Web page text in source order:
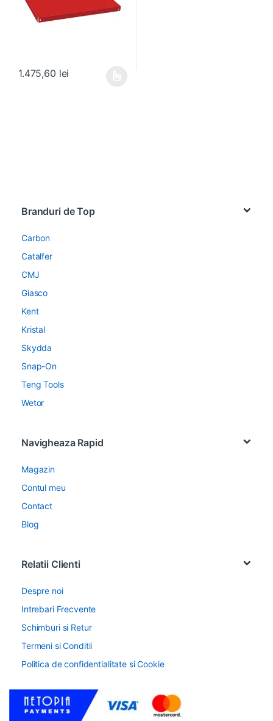
1.475,60 lei
Branduri de Top
Carbon
Catalfer
CMJ
Giasco
Kent
Kristal
Skydda
Snap-On
Teng Tools
Wetor
Navigheaza Rapid
Magazin
Contul meu
Contact
Blog
Relatii Clienti
Despre noi
Intrebari Frecvente
Schimburi si Retur
Termeni si Conditii
Politica de confidentialitate si Cookie